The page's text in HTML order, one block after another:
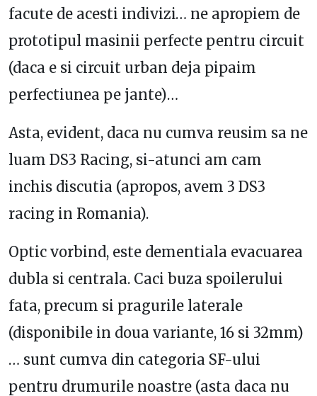
facute de acesti indivizi… ne apropiem de
prototipul masinii perfecte pentru circuit
(daca e si circuit urban deja pipaim
perfectiunea pe jante)…
Asta, evident, daca nu cumva reusim sa ne
luam DS3 Racing, si-atunci am cam
inchis discutia (apropos, avem 3 DS3
racing in Romania).
Optic vorbind, este dementiala evacuarea
dubla si centrala. Caci buza spoilerului
fata, precum si pragurile laterale
(disponibile in doua variante, 16 si 32mm)
… sunt cumva din categoria SF-ului
pentru drumurile noastre (asta daca nu